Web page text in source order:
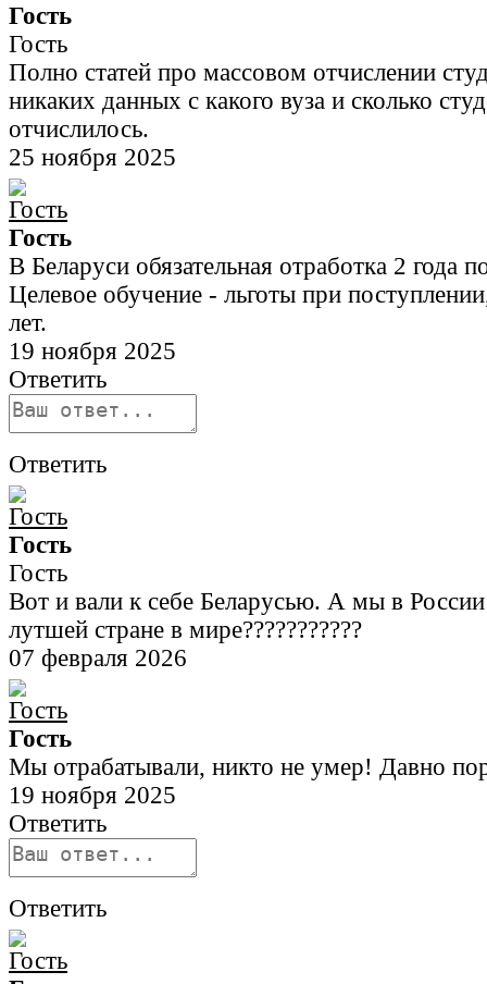
Гость
Гость
Полно статей про массовом отчислении
никаких данных с какого вуза и сколько
отчислилось.
25 ноября 2025
Гость
В Беларуси обязательная отработка 2 года
Целевое обучение - льготы при
лет.
19 ноября 2025
Ответить
Ответить
Гость
Гость
Вот и вали к себе Беларусью. А мы в
лутшей стране в мире???????????
07 февраля 2026
Гость
Мы отрабатывали, никто не умер! Давно
19 ноября 2025
Ответить
Ответить